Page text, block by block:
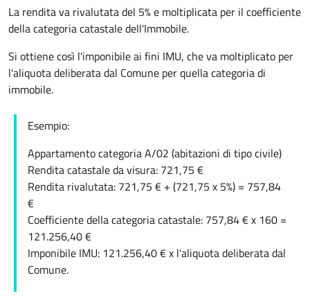
La rendita va rivalutata del 5% e moltiplicata per il coefficiente
della categoria catastale dell'Immobile.
Si ottiene così l'imponibile ai fini IMU, che va moltiplicato per
l'aliquota deliberata dal Comune per quella categoria di
immobile.
Esempio:
Appartamento categoria A/02 (abitazioni di tipo civile)
Rendita catastale da visura: 721,75 €
Rendita rivalutata: 721,75 € + (721,75 x 5%) = 757,84
€
Coefficiente della categoria catastale: 757,84 € x 160 =
121.256,40 €
Imponibile IMU: 121.256,40 € x l'aliquota deliberata dal
Comune.